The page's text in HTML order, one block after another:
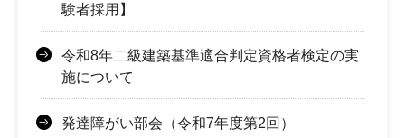
験者採用】
令和8年二級建築基準適合判定資格者検定の実
施について
発達障がい部会（令和7年度第2回）